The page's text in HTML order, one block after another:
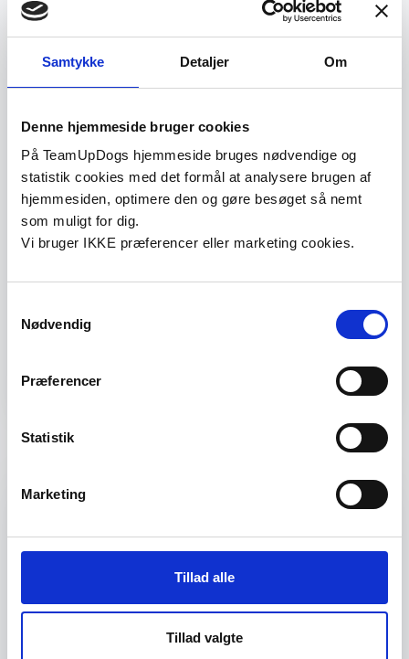
Samtykke Detaljer Om
Denne hjemmeside bruger cookies
På TeamUpDogs hjemmeside bruges nødvendige og
statistik cookies med det formål at analysere brugen af
hjemmesiden, optimere den og gøre besøget så nemt
som muligt for dig.
Vi bruger IKKE præferencer eller marketing cookies.
Nødvendig
Præferencer
Statistik
Marketing
Tillad alle
Tillad valgte
Ressourceforsvar
Alene hjemme problemer
Når man arbejder med adfærdsudfordringer,
er der sjældent en hurtig løsning. I stedet
forudsætninger for trivsel gennem træning,
Adfærdsforløb 1
– Indledende konsultation hjemme á 1 1/2-2